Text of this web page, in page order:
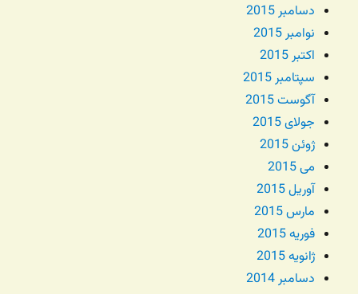
دسامبر 2015
نوامبر 2015
اکتبر 2015
سپتامبر 2015
آگوست 2015
جولای 2015
ژوئن 2015
می 2015
آوریل 2015
مارس 2015
فوریه 2015
ژانویه 2015
دسامبر 2014